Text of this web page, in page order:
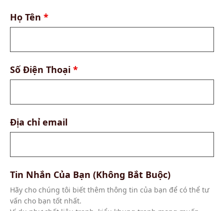
Họ Tên *
Số Điện Thoại *
Địa chỉ email
Tin Nhắn Của Bạn (Không Bắt Buộc)
Hãy cho chúng tôi biết thêm thông tin của bạn để có thể tư
vấn cho bạn tốt nhất.